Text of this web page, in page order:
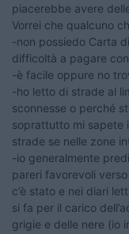
piacerebbe avere
Vorrei che qualcuno
-non possiedo Carta
difficoltà a pagare
-è facile oppure no
-ho letto di strade al
sconnesse o perché
soprattutto mi sapete
strade se nelle zone
-io generalmente
pareri favorevoli
c’è stato e nei diari
si fa per il carico
grigie e delle nere (io